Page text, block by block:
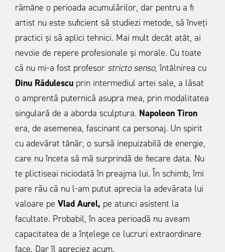
rămâne o perioada acumulărilor, dar pentru a fi
artist nu este suficient să studiezi metode, să înveți
practici și să aplici tehnici. Mai mult decât atât, ai
nevoie de repere profesionale și morale. Cu toate
că nu mi-a fost profesor stricto senso, întâlnirea cu
Dinu Rădulescu prin intermediul artei sale, a lăsat
o amprentă puternică asupra mea, prin modalitatea
singulară de a aborda sculptura. Napoleon Tiron
era, de asemenea, fascinant ca personaj. Un spirit
cu adevărat tânăr, o sursă inepuizabilă de energie,
care nu înceta să mă surprindă de fiecare data. Nu
te plictiseai niciodată în preajma lui. În schimb, îmi
pare rău că nu l-am putut aprecia la adevărata lui
valoare pe Vlad Aurel, pe atunci asistent la
facultate. Probabil, în acea perioadă nu aveam
capacitatea de a înțelege ce lucruri extraordinare
face. Dar îl apreciez acum.